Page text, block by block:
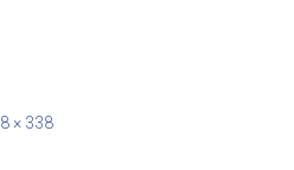
× 338